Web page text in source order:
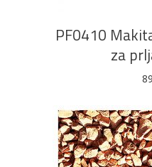
PF0410
za